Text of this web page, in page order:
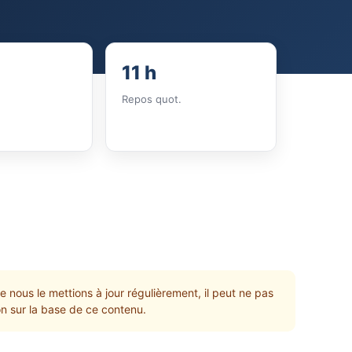
11 h
Repos quot.
le mettions à jour régulièrement, il peut ne pas
sur la base de ce contenu.